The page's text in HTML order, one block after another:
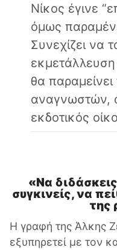
Νίκος έγινε
όμως
Συνεχίζει να
εκμετάλλευση
θα
αναγνωστών,
εκδοτικός
«Να
συγκινείς, να
της
Η γραφή της Άλκης
εξυπηρετεί με τον